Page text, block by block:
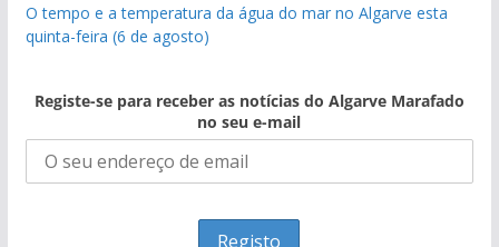
O tempo e a temperatura da água do mar no Algarve esta
quinta-feira (6 de agosto)
Registe-se para receber as notícias do Algarve Marafado
no seu e-mail